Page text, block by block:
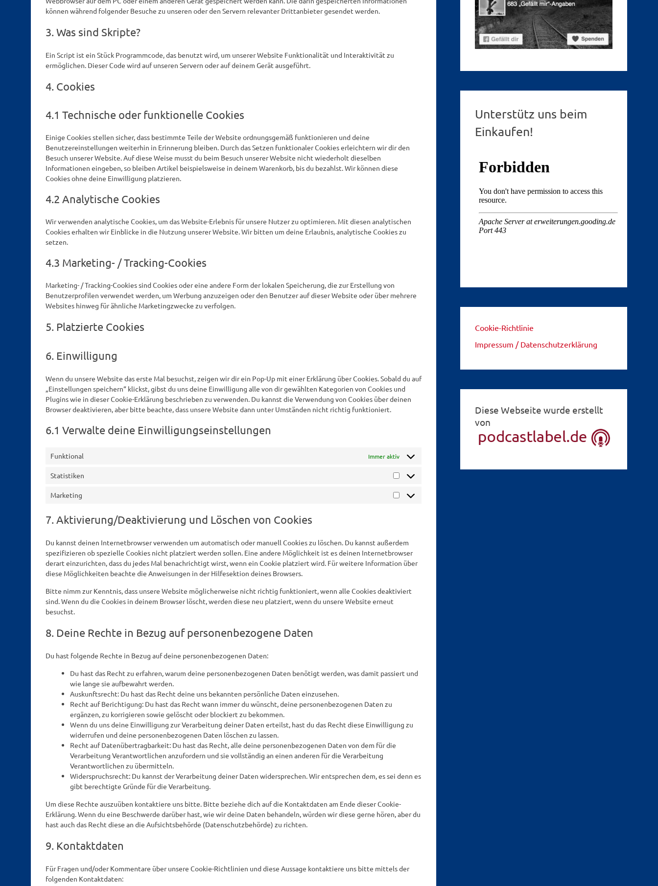
können während folgender Besuche zu unseren oder den Servern relevanter Drittanbieter gesendet werden.
3. Was sind Skripte?
Ein Script ist ein Stück Programmcode, das benutzt wird, um unserer Website Funktionalität und Interaktivität zu
ermöglichen. Dieser Code wird auf unseren Servern oder auf deinem Gerät ausgeführt.
4. Cookies
4.1 Technische oder funktionelle Cookies
Einige Cookies stellen sicher, dass bestimmte Teile der Website ordnungsgemäß funktionieren und deine
Benutzereinstellungen weiterhin in Erinnerung bleiben. Durch das Setzen funktionaler Cookies erleichtern wir dir den
Besuch unserer Website. Auf diese Weise musst du beim Besuch unserer Website nicht wiederholt dieselben
Informationen eingeben, so bleiben Artikel beispielsweise in deinem Warenkorb, bis du bezahlst. Wir können diese
Cookies ohne deine Einwilligung platzieren.
4.2 Analytische Cookies
Wir verwenden analytische Cookies, um das Website-Erlebnis für unsere Nutzer zu optimieren. Mit diesen analytischen
Cookies erhalten wir Einblicke in die Nutzung unserer Website. Wir bitten um deine Erlaubnis, analytische Cookies zu
setzen.
4.3 Marketing- / Tracking-Cookies
Marketing- / Tracking-Cookies sind Cookies oder eine andere Form der lokalen Speicherung, die zur Erstellung von
Benutzerprofilen verwendet werden, um Werbung anzuzeigen oder den Benutzer auf dieser Website oder über mehrere
Websites hinweg für ähnliche Marketingzwecke zu verfolgen.
5. Platzierte Cookies
6. Einwilligung
Wenn du unsere Website das erste Mal besuchst, zeigen wir dir ein Pop-Up mit einer Erklärung über Cookies. Sobald du auf
„Einstellungen speichern“ klickst, gibst du uns deine Einwilligung alle von dir gewählten Kategorien von Cookies und
Plugins wie in dieser Cookie-Erklärung beschrieben zu verwenden. Du kannst die Verwendung von Cookies über deinen
Browser deaktivieren, aber bitte beachte, dass unsere Website dann unter Umständen nicht richtig funktioniert.
6.1 Verwalte deine Einwilligungseinstellungen
Funktional Immer aktiv
Statistiken
Statistiken
Marketing
Marketing
7. Aktivierung/Deaktivierung und Löschen von Cookies
Du kannst deinen Internetbrowser verwenden um automatisch oder manuell Cookies zu löschen. Du kannst außerdem
spezifizieren ob spezielle Cookies nicht platziert werden sollen. Eine andere Möglichkeit ist es deinen Internetbrowser
derart einzurichten, dass du jedes Mal benachrichtigt wirst, wenn ein Cookie platziert wird. Für weitere Information über
diese Möglichkeiten beachte die Anweisungen in der Hilfesektion deines Browsers.
Bitte nimm zur Kenntnis, dass unsere Website möglicherweise nicht richtig funktioniert, wenn alle Cookies deaktiviert
sind. Wenn du die Cookies in deinem Browser löscht, werden diese neu platziert, wenn du unsere Website erneut
besuchst.
8. Deine Rechte in Bezug auf personenbezogene Daten
Du hast folgende Rechte in Bezug auf deine personenbezogenen Daten:
Du hast das Recht zu erfahren, warum deine personenbezogenen Daten benötigt werden, was damit passiert und
wie lange sie aufbewahrt werden.
Auskunftsrecht: Du hast das Recht deine uns bekannten persönliche Daten einzusehen.
Recht auf Berichtigung: Du hast das Recht wann immer du wünscht, deine personenbezogenen Daten zu
ergänzen, zu korrigieren sowie gelöscht oder blockiert zu bekommen.
Wenn du uns deine Einwilligung zur Verarbeitung deiner Daten erteilst, hast du das Recht diese Einwilligung zu
widerrufen und deine personenbezogenen Daten löschen zu lassen.
Recht auf Datenübertragbarkeit: Du hast das Recht, alle deine personenbezogenen Daten von dem für die
Verarbeitung Verantwortlichen anzufordern und sie vollständig an einen anderen für die Verarbeitung
Verantwortlichen zu übermitteln.
Widerspruchsrecht: Du kannst der Verarbeitung deiner Daten widersprechen. Wir entsprechen dem, es sei denn es
gibt berechtigte Gründe für die Verarbeitung.
Um diese Rechte auszuüben kontaktiere uns bitte. Bitte beziehe dich auf die Kontaktdaten am Ende dieser Cookie-
Erklärung. Wenn du eine Beschwerde darüber hast, wie wir deine Daten behandeln, würden wir diese gerne hören, aber du
hast auch das Recht diese an die Aufsichtsbehörde (Datenschutzbehörde) zu richten.
9. Kontaktdaten
Für Fragen und/oder Kommentare über unsere Cookie-Richtlinien und diese Aussage kontaktiere uns bitte mittels der
folgenden Kontaktdaten:
Unterstütz uns beim
Einkaufen!
Cookie-Richtlinie
Impressum / Datenschutzerklärung
Diese Webseite wurde erstellt
von